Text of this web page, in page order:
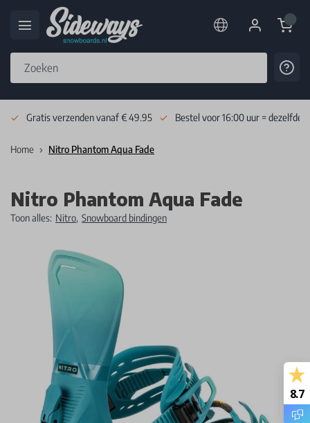
Cart
Gratis verzenden vanaf € 49.95 Bestel voor 16:00 uur = dezelfde
Home Nitro Phantom Aqua Fade
Nitro Phantom Aqua Fade
Toon alles: Nitro, Snowboard bindingen
8.7